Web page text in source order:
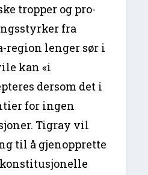
tropper og pro-
fra
region lenger sør i
kan «i
dersom det i
for ingen
Tigray vil
til å gjenopprette